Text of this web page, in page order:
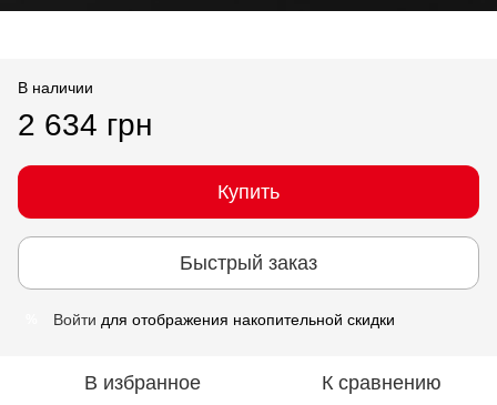
В наличии
2 634 грн
Купить
Быстрый заказ
Войти для отображения накопительной скидки
В избранное К сравнению